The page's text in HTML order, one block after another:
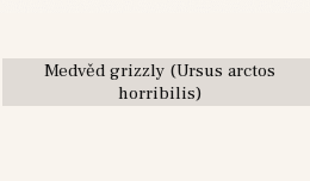
Medvěd grizzly (Ursus arctos
horribilis)